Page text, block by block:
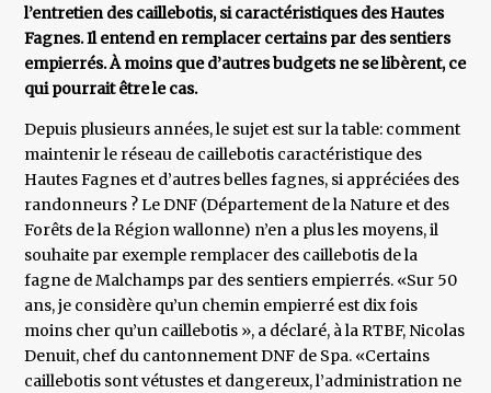
l’entretien des caillebotis, si caractéristiques des Hautes
Fagnes. Il entend en remplacer certains par des sentiers
empierrés. À moins que d’autres budgets ne se libèrent, ce
qui pourrait être le cas.
Depuis plusieurs années, le sujet est sur la table: comment
maintenir le réseau de caillebotis caractéristique des
Hautes Fagnes et d’autres belles fagnes, si appréciées des
randonneurs ? Le DNF (Département de la Nature et des
Forêts de la Région wallonne) n’en a plus les moyens, il
souhaite par exemple remplacer des caillebotis de la
fagne de Malchamps par des sentiers empierrés. «Sur 50
ans, je considère qu’un chemin empierré est dix fois
moins cher qu’un caillebotis », a déclaré, à la RTBF, Nicolas
Denuit, chef du cantonnement DNF de Spa. «Certains
caillebotis sont vétustes et dangereux, l’administration ne